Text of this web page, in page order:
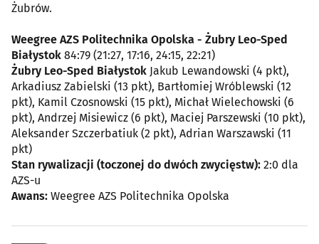
Żubrów.
Weegree AZS Politechnika Opolska - Żubry Leo-Sped
Białystok 84:79 (21:27, 17:16, 24:15, 22:21)
Żubry Leo-Sped Białystok Jakub Lewandowski (4 pkt),
Arkadiusz Zabielski (13 pkt), Bartłomiej Wróblewski (12
pkt), Kamil Czosnowski (15 pkt), Michał Wielechowski (6
pkt), Andrzej Misiewicz (6 pkt), Maciej Parszewski (10 pkt),
Aleksander Szczerbatiuk (2 pkt), Adrian Warszawski (11
pkt)
Stan rywalizacji (toczonej do dwóch zwycięstw): 2:0 dla
AZS-u
Awans: Weegree AZS Politechnika Opolska